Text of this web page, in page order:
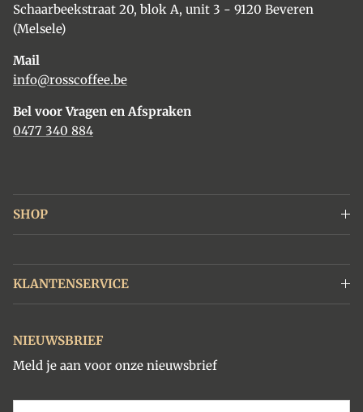
Schaarbeekstraat 20, blok A, unit 3 - 9120 Beveren
(Melsele)
Mail
info@rosscoffee.be
Bel voor Vragen en Afspraken
0477 340 884
SHOP
KLANTENSERVICE
NIEUWSBRIEF
Meld je aan voor onze nieuwsbrief